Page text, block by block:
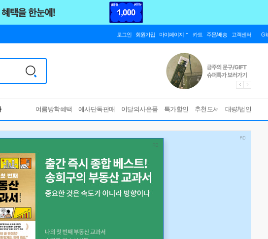
로그인 회원가입 마이페이지 카트 주문/배송 고객센터
여름방학혜택 예사단독판매 이달의사은품 특가할인 추천도서 대량/법인